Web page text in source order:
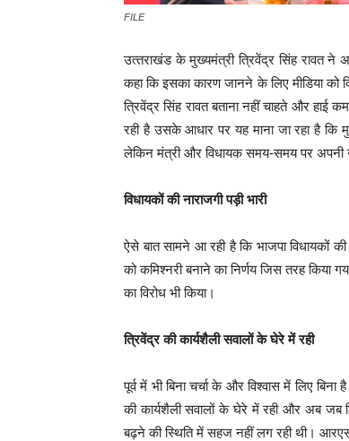
FILE
उत्‍तराखंड के मुख्‍यमंत्री त्र‍िवेंद्र सिंह रावत ने
कहा कि इसका कारण जानने के लिए मीडिया
त्रिवेंद्र सिंह रावत बताना नहीं चाहते और हाई
रही है उसके आधार पर यह माना जा रहा है कि
लेकिन मंत्री और विधायक समय-समय पर अपनी
विधायकों की नाराजगी पड़ी भारी
ऐसे बात सामने आ रही है कि भाजपा विधायकों
को कमिश्‍नरी बनाने का निर्णय जिस तरह किया
का विरोध भी किया।
त्रिवेंद्र की कार्यशैली सवालों के घेरे में रही
पूर्व में भी बिना चर्चा के और विश्‍वास में लिए
की कार्यशैली सवालों के घेरे में रही और अब जब
बढ़ने की स्थिति में सहज नहीं लग रही थी।